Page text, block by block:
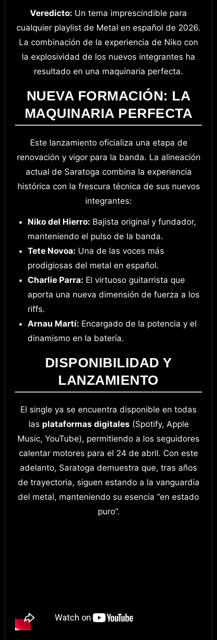
Veredicto: Un tema imprescindible para
cualquier playlist de Metal en español de 2026.
La combinación de la experiencia de Niko con
la explosividad de los nuevos integrantes ha
resultado en una maquinaria perfecta.
NUEVA FORMACIÓN: LA
MAQUINARIA PERFECTA
Este lanzamiento oficializa una etapa de
renovación y vigor para la banda. La alineación
actual de Saratoga combina la experiencia
histórica con la frescura técnica de sus nuevos
integrantes:
Niko del Hierro: Bajista original y fundador,
manteniendo el pulso de la banda.
Tete Novoa: Una de las voces más
prodigiosas del metal en español.
Charlie Parra: El virtuoso guitarrista que
aporta una nueva dimensión de fuerza a los
riffs.
Arnau Martí: Encargado de la potencia y el
dinamismo en la batería.
DISPONIBILIDAD Y
LANZAMIENTO
El single ya se encuentra disponible en todas
las plataformas digitales (Spotify, Apple
Music, YouTube), permitiendo a los seguidores
calentar motores para el 24 de abril. Con este
adelanto, Saratoga demuestra que, tras años
de trayectoria, siguen estando a la vanguardia
del metal, manteniendo su esencia “en estado
puro”.